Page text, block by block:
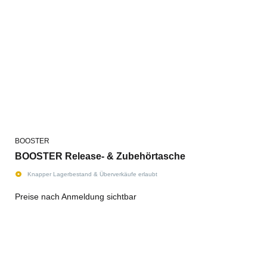
BOOSTER
BOOSTER Release- & Zubehörtasche
Knapper Lagerbestand & Überverkäufe erlaubt
Preise nach Anmeldung sichtbar